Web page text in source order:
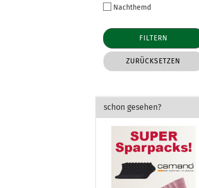
Nachthemd
FILTERN
ZURÜCKSETZEN
schon gesehen?